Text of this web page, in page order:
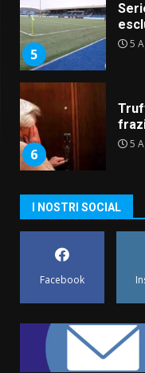
5
6
7 I NOSTRI SOCIAL
Facebook